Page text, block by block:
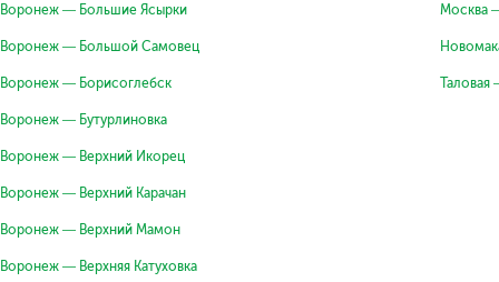
Воронеж — Большие Ясырки
Воронеж — Большой Самовец
Воронеж — Борисоглебск
Воронеж — Бутурлиновка
Воронеж — Верхний Икорец
Воронеж — Верхний Карачан
Воронеж — Верхний Мамон
Воронеж — Верхняя Катуховка
Москва